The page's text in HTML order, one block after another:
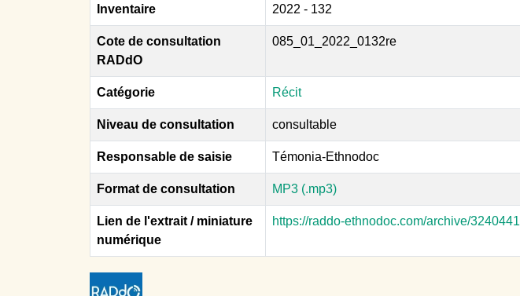
Inventaire 2022 - 132
Cote de consultation
RADdO
085_01_2022_0132re
Catégorie Récit
Niveau de consultation consultable
Responsable de saisie Témonia-Ethnodoc
Format de consultation MP3 (.mp3)
Lien de l'extrait / miniature
numérique
https://raddo-ethnodoc.com/archive/3240441